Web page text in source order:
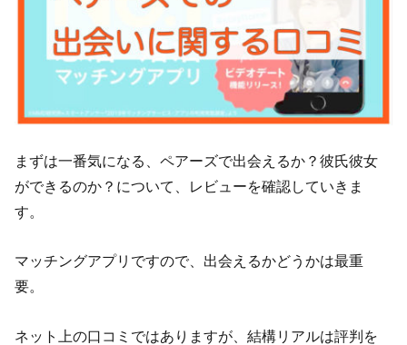
まずは一番気になる、ペアーズで出会えるか？彼氏彼女
ができるのか？について、レビューを確認していきま
す。
マッチングアプリですので、出会えるかどうかは最重
要。
ネット上の口コミではありますが、結構リアルは評判を